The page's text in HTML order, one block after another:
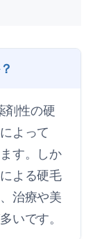
剤性の硬
よって
す。しか
よる硬毛
治療や美
いです。